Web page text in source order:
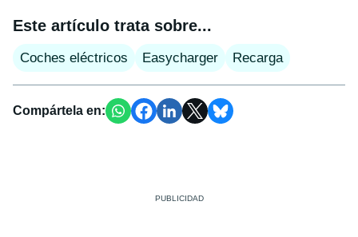
Este artículo trata sobre...
Coches eléctricos Easycharger Recarga
Compártela en: